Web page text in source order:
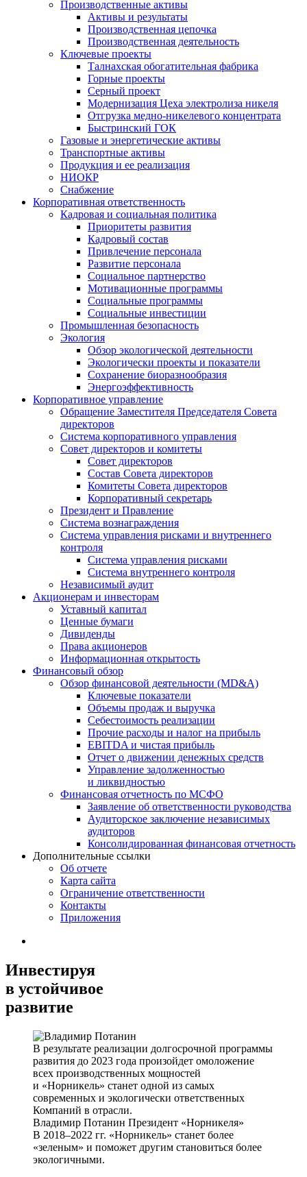
Производственные активы
Активы и результаты
Производственная цепочка
Производственная деятельность
Ключевые проекты
Талнахская обогатительная фабрика
Горные проекты
Серный проект
Модернизация Цеха электролиза никеля
Отгрузка медно-никелевого концентрата
Быстринский ГОК
Газовые и энергетические активы
Транспортные активы
Продукция и ее реализация
НИОКР
Снабжение
Корпоративная ответственность
Кадровая и социальная политика
Приоритеты развития
Кадровый состав
Привлечение персонала
Развитие персонала
Социальное партнерство
Мотивационные программы
Социальные программы
Социальные инвестиции
Промышленная безопасность
Экология
Обзор экологической деятельности
Экологически проекты и показатели
Сохранение биоразнообразия
Энергоэффективность
Корпоративное управление
Обращение Заместителя Председателя Совета
директоров
Система корпоративного управления
Совет директоров и комитеты
Совет директоров
Состав Совета директоров
Комитеты Совета директоров
Корпоративный секретарь
Президент и Правление
Система вознаграждения
Система управления рисками и внутреннего
контроля
Система управления рисками
Система внутреннего контроля
Независимый аудит
Акционерам и инвесторам
Уставный капитал
Ценные бумаги
Дивиденды
Права акционеров
Информационная открытость
Финансовый обзор
Обзор финансовой деятельности (MD&A)
Ключевые показатели
Объемы продаж и выручка
Себестоимость реализации
Прочие расходы и налог на прибыль
EBITDA и чистая прибыль
Отчет о движении денежных средств
Управление задолженностью
и ликвидностью
Финансовая отчетность по МСФО
Заявление об ответственности руководства
Аудиторское заключение независимых
аудиторов
Консолидированная финансовая отчетность
Дополнительные ссылки
Об отчете
Карта сайта
Ограничение ответственности
Контакты
Приложения
Инвестируя
в устойчивое
развитие
В результате реализации долгосрочной программы
развития до 2023 года произойдет омоложение
всех производственных мощностей
и «Норникель» станет одной из самых
современных и экологически ответственных
Компаний в отрасли.
Владимир Потанин Президент «Норникеля»
В 2018–2022 гг. «Норникель» станет более
«зеленым» и поможет другим становиться более
экологичными.